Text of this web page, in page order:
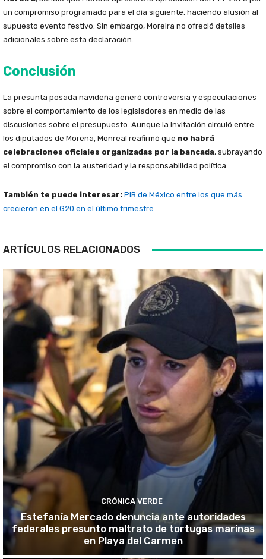
un compromiso programado para el día siguiente, haciendo alusión al
supuesto evento festivo. Sin embargo, Moreira no ofreció detalles
adicionales sobre esta declaración.
Conclusión
La presunta posada navideña generó controversia y especulaciones
sobre el comportamiento de los legisladores en medio de las
discusiones sobre el presupuesto. Aunque la invitación circuló entre
los diputados de Morena, Monreal reafirmó que no habrá
celebraciones oficiales organizadas por la bancada, subrayando
el compromiso con la austeridad y la responsabilidad política.
También te puede interesar: PIB de México entre los que más
crecieron en el G20 en el último trimestre
ARTÍCULOS RELACIONADOS
CRÓNICA VERDE
Estefanía Mercado denuncia ante autoridades
federales presunto maltrato de tortugas marinas
en Playa del Carmen